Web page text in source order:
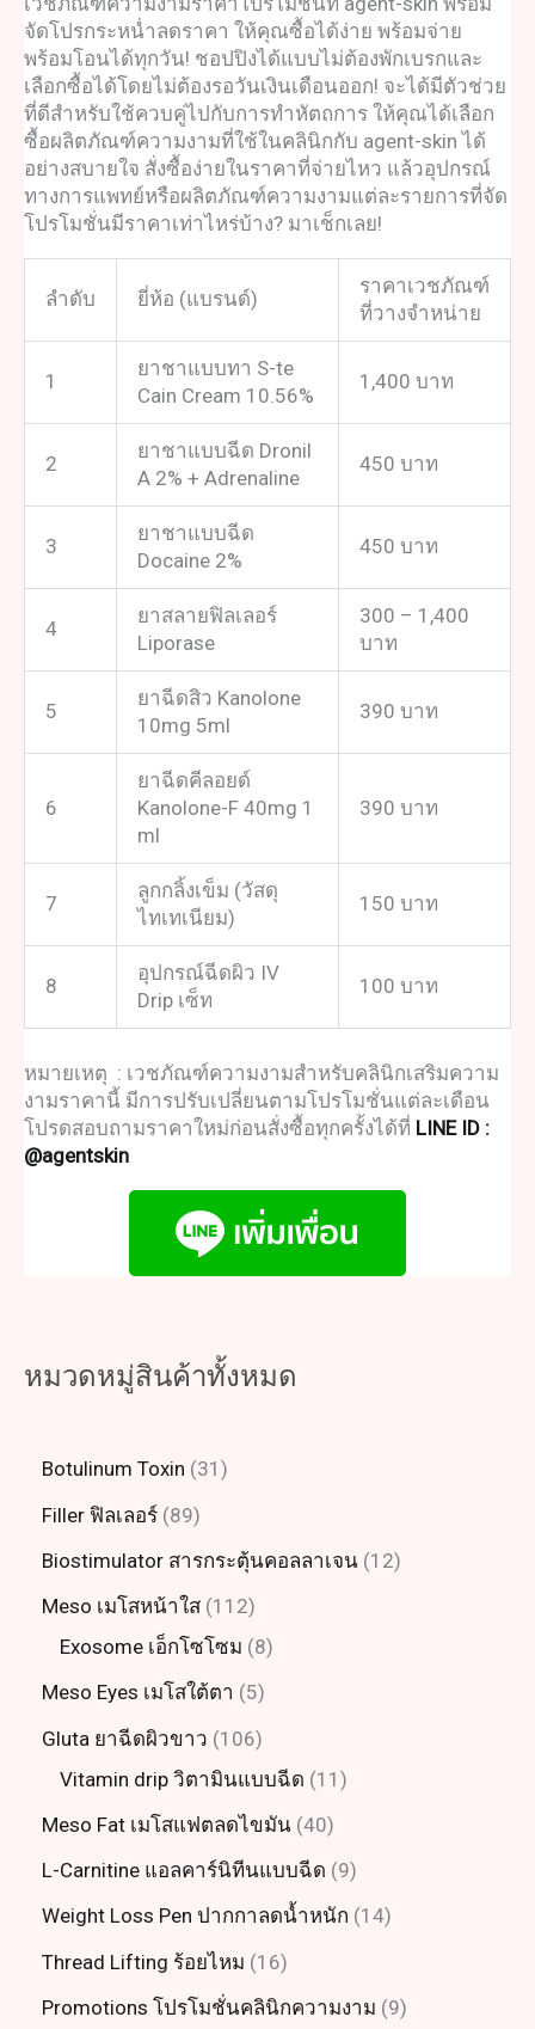
จัดโปรกระหน่ำลดราคา ให้คุณซื้อได้ง่าย พร้อมจ่าย
พร้อมโอนได้ทุกวัน! ชอปปิงได้แบบไม่ต้องพักเบรกและ
เลือกซื้อได้โดยไม่ต้องรอวันเงินเดือนออก! จะได้มีตัวช่วย
ที่ดีสำหรับใช้ควบคู่ไปกับการทำหัตถการ ให้คุณได้เลือก
ซื้อผลิตภัณฑ์ความงามที่ใช้ในคลินิกกับ agent-skin ได้
อย่างสบายใจ สั่งซื้อง่ายในราคาที่จ่ายไหว แล้วอุปกรณ์
ทางการแพทย์หรือผลิตภัณฑ์ความงามแต่ละรายการที่จัด
โปรโมชั่นมีราคาเท่าไหร่บ้าง? มาเช็กเลย!
ลำดับ ยี่ห้อ (แบรนด์)
ราคาเวชภัณฑ์
ที่วางจำหน่าย
1
ยาชาแบบทา S-te
Cain Cream 10.56%
1,400 บาท
2
ยาชาแบบฉีด Dronil
A 2% + Adrenaline
450 บาท
3
ยาชาแบบฉีด
Docaine 2%
450 บาท
4
ยาสลายฟิลเลอร์
Liporase
300 – 1,400
บาท
5
ยาฉีดสิว Kanolone
10mg 5ml
390 บาท
6
ยาฉีดคีลอยด์
Kanolone-F 40mg 1
ml
390 บาท
7
ลูกกลิ้งเข็ม (วัสดุ
ไทเทเนียม)
150 บาท
8
อุปกรณ์ฉีดผิว IV
Drip เซ็ท
100 บาท
หมายเหตุ : เวชภัณฑ์ความงามสำหรับคลินิกเสริมความ
งามราคานี้ มีการปรับเปลี่ยนตามโปรโมชั่นแต่ละเดือน
โปรดสอบถามราคาใหม่ก่อนสั่งซื้อทุกครั้งได้ที่ LINE ID :
@agentskin
หมวดหมู่สินค้าทั้งหมด
Botulinum Toxin 31
Filler ฟิลเลอร์ 89
Biostimulator สารกระตุ้นคอลลาเจน 12
Meso เมโสหน้าใส 112
Exosome เอ็กโซโซม 8
Meso Eyes เมโสใต้ตา
5
Gluta ยาฉีดผิวขาว 106
Vitamin drip วิตามินแบบฉีด 11
Meso Fat เมโสแฟตลดไขมัน 40
L-Carnitine แอลคาร์นิทีนแบบฉีด 9
Weight Loss Pen ปากกาลดน้ำหนัก 14
Thread Lifting ร้อยไหม 16
Promotions โปรโมชั่นคลินิกความงาม 9